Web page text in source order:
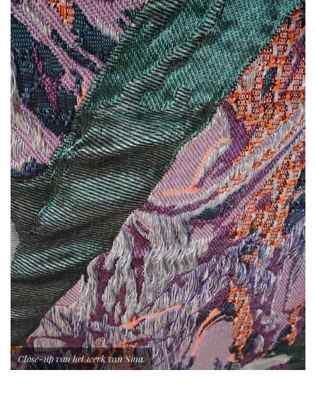
Close-up van het werk van Sina.